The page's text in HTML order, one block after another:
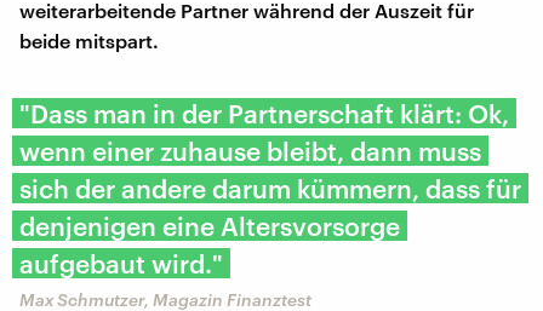
weiterarbeitende Partner während der Auszeit für
beide mitspart.
"Dass man in der Partnerschaft klärt: Ok,
wenn einer zuhause bleibt, dann muss
sich der andere darum kümmern, dass für
denjenigen eine Altersvorsorge
aufgebaut wird."
Max Schmutzer, Magazin Finanztest